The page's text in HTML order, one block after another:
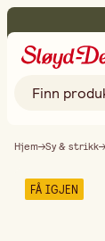
Hjem Sy & strikk
FÅ IGJEN